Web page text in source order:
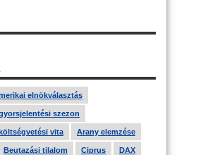
elnökválasztás
szezon
vita Arany elemzése
Beutazási tilalom Ciprus DAX